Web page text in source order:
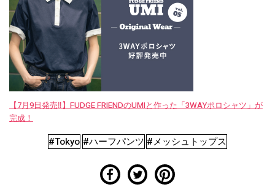
【7月9日発売‼︎】FUDGE FRIENDのUMIと作った「3WAYポロシャツ」が
完成！
#Tokyo #ハーフパンツ #メッシュトップス